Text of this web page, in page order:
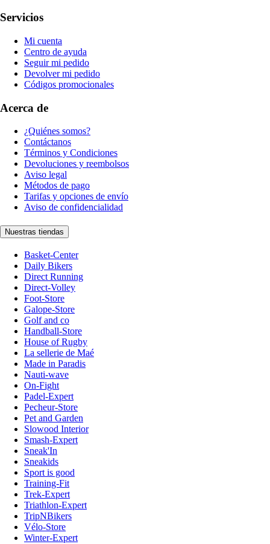
Servicios
Mi cuenta
Centro de ayuda
Seguir mi pedido
Devolver mi pedido
Códigos promocionales
Acerca de
¿Quiénes somos?
Contáctanos
Términos y Condiciones
Devoluciones y reembolsos
Aviso legal
Métodos de pago
Tarifas y opciones de envío
Aviso de confidencialidad
Nuestras tiendas
Basket-Center
Daily Bikers
Direct Running
Direct-Volley
Foot-Store
Galope-Store
Golf and co
Handball-Store
House of Rugby
La sellerie de Maé
Made in Paradis
Nauti-wave
On-Fight
Padel-Expert
Pecheur-Store
Pet and Garden
Slowood Interior
Smash-Expert
Sneak'In
Sneakids
Sport is good
Training-Fit
Trek-Expert
Triathlon-Expert
TripNBikers
Vélo-Store
Winter-Expert